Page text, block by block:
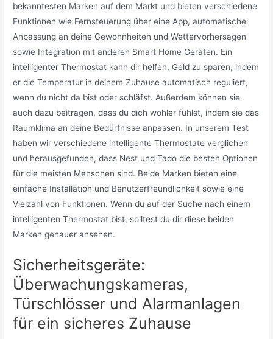
bekanntesten Marken auf dem Markt und bieten verschiedene
Funktionen wie Fernsteuerung über eine App, automatische
Anpassung an deine Gewohnheiten und Wettervorhersagen
sowie Integration mit anderen Smart Home Geräten. Ein
intelligenter Thermostat kann dir helfen, Geld zu sparen, indem
er die Temperatur in deinem Zuhause automatisch reguliert,
wenn du nicht da bist oder schläfst. Außerdem können sie
auch dazu beitragen, dass du dich wohler fühlst, indem sie das
Raumklima an deine Bedürfnisse anpassen. In unserem Test
haben wir verschiedene intelligente Thermostate verglichen
und herausgefunden, dass Nest und Tado die besten Optionen
für die meisten Menschen sind. Beide Marken bieten eine
einfache Installation und Benutzerfreundlichkeit sowie eine
Vielzahl von Funktionen. Wenn du auf der Suche nach einem
intelligenten Thermostat bist, solltest du dir diese beiden
Marken genauer ansehen.
Sicherheitsgeräte:
Überwachungskameras,
Türschlösser und Alarmanlagen
für ein sicheres Zuhause